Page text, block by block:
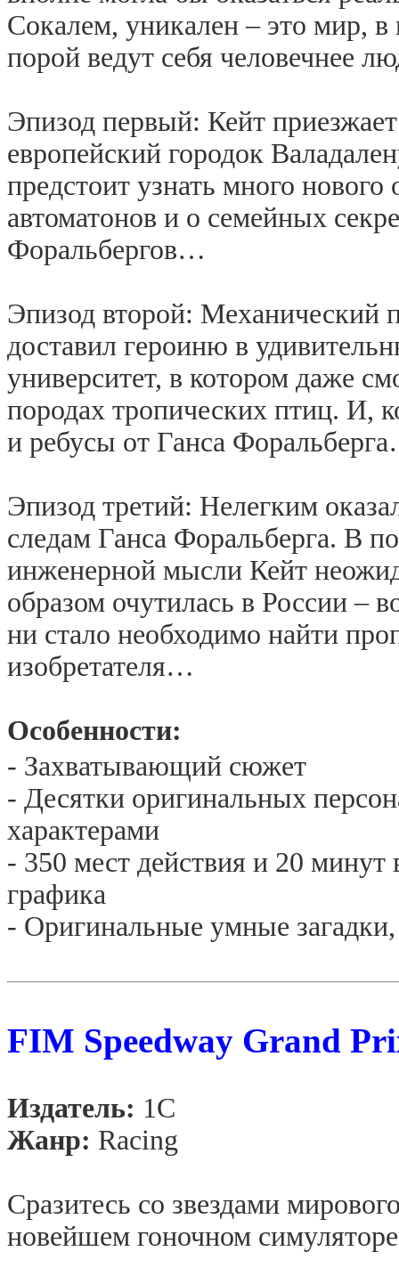
Сокалем, уникален – это мир,
порой ведут себя человечнее
Эпизод первый: Кейт
европейский городок
предстоит узнать много нового
автоматонов и о семейных
Форальбергов…
Эпизод второй: Механический
доставил героиню в
университет, в котором даже
породах тропических птиц. И,
и ребусы от Ганса
Эпизод третий: Нелегким
следам Ганса Форальберга. В
инженерной мысли Кейт
образом очутилась в России –
ни стало необходимо найти
изобретателя…
Особенности:
- Захватывающий сюжет
- Десятки оригинальных
характерами
- 350 мест действия и 20
графика
- Оригинальные умные
FIM Speedway Grand
Издатель: 1С
Жанр: Racing
Сразитесь со звездами
новейшем гоночном